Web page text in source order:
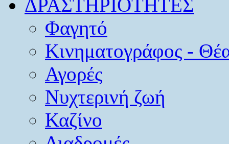
ΔΡΑΣΤΗΡΙΟΤΗΤΕΣ
Φαγητό
Κινηματογράφος -
Αγορές
Νυχτερινή ζωή
Καζίνο